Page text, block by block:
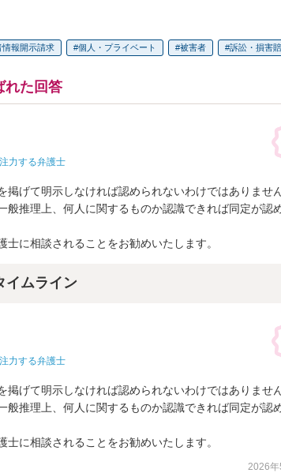
情報開示請求 個人・プライベート 被害者 訴訟・損害
れた回答
力する弁護士
掲げて明示しなければ認められないわけではありません
般推理上、何人に関するものか認識できれば同定が認
に相談されることをお勧めいたします。
イムライン
力する弁護士
掲げて明示しなければ認められないわけではありません
般推理上、何人に関するものか認識できれば同定が認
に相談されることをお勧めいたします。
2026